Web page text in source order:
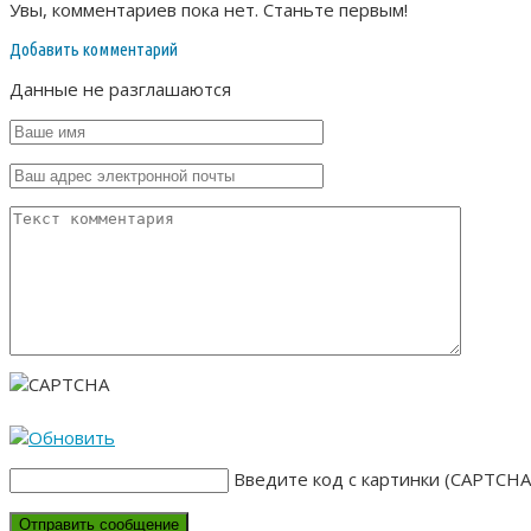
Увы, комментариев пока нет. Станьте первым!
Добавить комментарий
Данные не разглашаются
Введите код с картинки